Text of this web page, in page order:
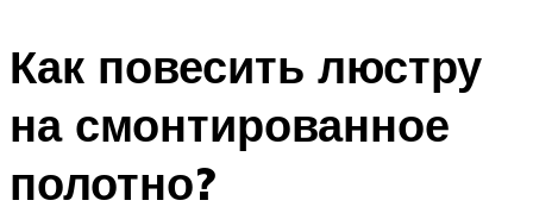
Как повесить люстру
на смонтированное
полотно?